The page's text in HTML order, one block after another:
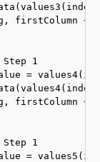
firstColumn +
1
=
firstColumn +
1
=